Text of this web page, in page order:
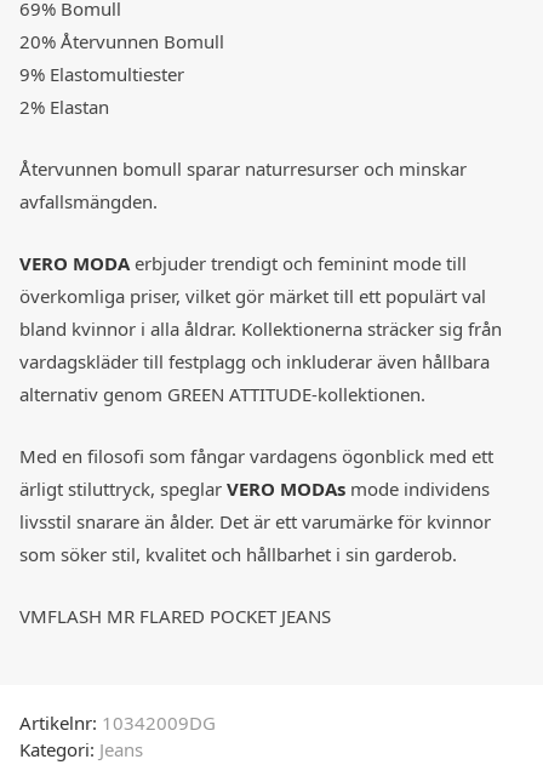
69% Bomull
20% Återvunnen Bomull
9% Elastomultiester
2% Elastan
Återvunnen bomull sparar naturresurser och minskar
avfallsmängden.
VERO MODA erbjuder trendigt och feminint mode till
överkomliga priser, vilket gör märket till ett populärt val
bland kvinnor i alla åldrar. Kollektionerna sträcker sig från
vardagskläder till festplagg och inkluderar även hållbara
alternativ genom GREEN ATTITUDE-kollektionen.
Med en filosofi som fångar vardagens ögonblick med ett
ärligt stiluttryck, speglar VERO MODAs mode individens
livsstil snarare än ålder. Det är ett varumärke för kvinnor
som söker stil, kvalitet och hållbarhet i sin garderob.
VMFLASH MR FLARED POCKET JEANS
Artikelnr: 10342009DG
Kategori: Jeans